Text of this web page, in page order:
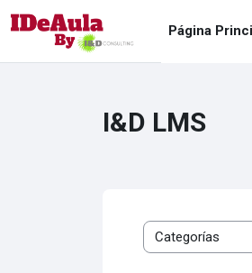
Página
I&D LMS
Categorías